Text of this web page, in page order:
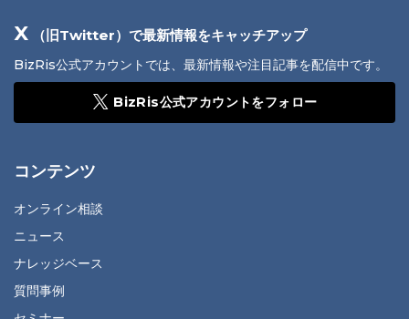
X （旧Twitter）で最新情報をキャッチアップ
BizRis公式アカウントでは、最新情報や注目記事を配信中です。
BizRis公式アカウントをフォロー
コンテンツ
オンライン相談
ニュース
ナレッジベース
質問事例